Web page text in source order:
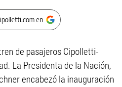
en
de pasajeros Cipolletti-
La Presidenta de la Nación,
encabezó la inauguración